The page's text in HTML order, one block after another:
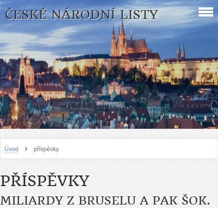
ČESKÉ NÁRODNÍ LISTY
Úvod › příspěvky
PŘÍSPĚVKY
MILIARDY Z BRUSELU A PAK ŠOK.